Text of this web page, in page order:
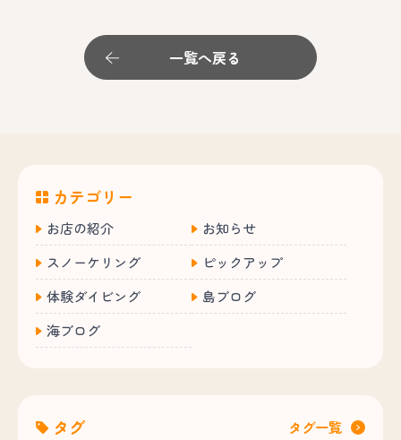
一覧へ戻る
カテゴリー
お店の紹介
お知らせ
スノーケリング
ピックアップ
体験ダイビング
島ブログ
海ブログ
タグ タグ一覧